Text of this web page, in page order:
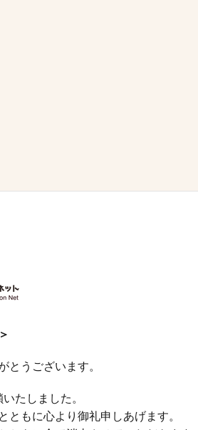
とうございます。
たしました。
もに心より御礼申しあげます。